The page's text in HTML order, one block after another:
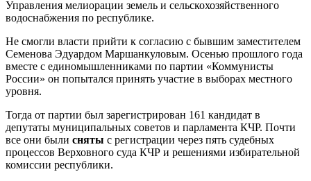
Управления мелиорации земель и сельскохозяйственного
водоснабжения по республике.
Не смогли власти прийти к согласию с бывшим заместителем
Семенова Эдуардом Маршанкуловым. Осенью прошлого года
вместе с единомышленниками по партии «Коммунисты
России» он попытался принять участие в выборах местного
уровня.
Тогда от партии был зарегистрирован 161 кандидат в
депутаты муниципальных советов и парламента КЧР. Почти
все они были сняты с регистрации через пять судебных
процессов Верховного суда КЧР и решениями избирательной
комиссии республики.